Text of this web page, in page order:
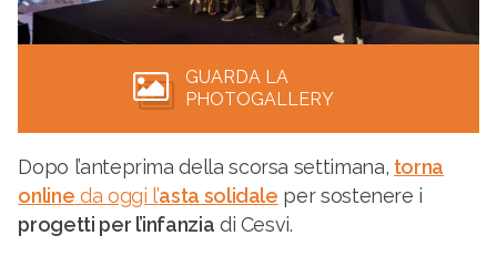
GUARDA LA
PHOTOGALLERY
Dopo l’anteprima della scorsa settimana, torna
online da oggi l’asta solidale per sostenere i
progetti per l’infanzia di Cesvi.